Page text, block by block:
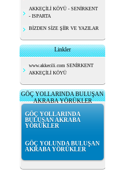
AKKEÇİLİ KÖYÜ - SENİRKENT
- ISPARTA
BİZDEN SİZE ŞİİR VE YAZILAR
Linkler
www.akkecili.com SENİRKENT
AKKEÇİLİ KÖYÜ
GÖÇ YOLLARINDA BULUŞAN
AKRABA YÖRÜKLER
GÖÇ YOLLARINDA
BULUŞAN AKRABA
YÖRÜKLER
GÖÇ YOLUNDA BULUŞAN
AKRABA YÖRÜKLER